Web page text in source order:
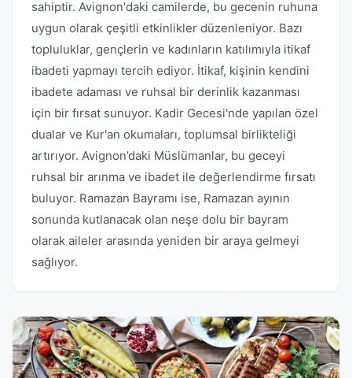
sahiptir. Avignon'daki camilerde, bu gecenin ruhuna
uygun olarak çeşitli etkinlikler düzenleniyor. Bazı
topluluklar, gençlerin ve kadınların katılımıyla itikaf
ibadeti yapmayı tercih ediyor. İtikaf, kişinin kendini
ibadete adaması ve ruhsal bir derinlik kazanması
için bir fırsat sunuyor. Kadir Gecesi'nde yapılan özel
dualar ve Kur'an okumaları, toplumsal birlikteliği
artırıyor. Avignon’daki Müslümanlar, bu geceyi
ruhsal bir arınma ve ibadet ile değerlendirme fırsatı
buluyor. Ramazan Bayramı ise, Ramazan ayının
sonunda kutlanacak olan neşe dolu bir bayram
olarak aileler arasında yeniden bir araya gelmeyi
sağlıyor.